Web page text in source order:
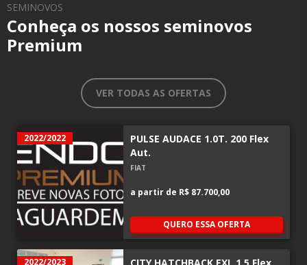
SEMINOVOS
Conheça os nossos seminovos
Premium
VER TODAS AS OFERTAS
2022/2022
PULSE AUDACE 1.0T. 200 Flex
Aut.
FIAT
a partir de R$ 87.700,00
QUERO ESSA OFERTA
2022/2023